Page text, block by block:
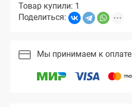
Товар купили: 1
Поделиться:
Мы принимаем к оплате